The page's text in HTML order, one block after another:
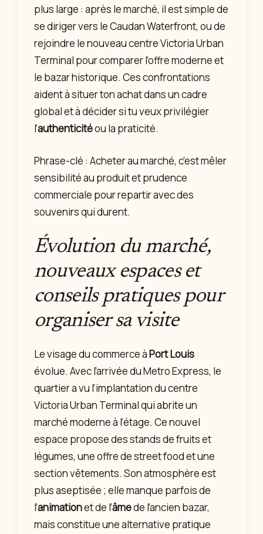
plus large : après le marché, il est simple de
se diriger vers le Caudan Waterfront, ou de
rejoindre le nouveau centre Victoria Urban
Terminal pour comparer l’offre moderne et
le bazar historique. Ces confrontations
aident à situer ton achat dans un cadre
global et à décider si tu veux privilégier
l’authenticitéou la praticité.
Phrase-clé : Acheter au marché, c’est mêler
sensibilité au produit et prudence
commerciale pour repartir avec des
souvenirs qui durent.
Évolution du marché,
nouveaux espaces et
conseils pratiques pour
organiser sa visite
Le visage du commerce àPort Louis
évolue. Avec l’arrivée du Metro Express, le
quartier a vu l’implantation du centre
Victoria Urban Terminal qui abrite un
marché moderne à l’étage. Ce nouvel
espace propose des stands de fruits et
légumes, une offre de street food et une
section vêtements. Son atmosphère est
plus aseptisée ; elle manque parfois de
l’animationet de l’âmede l’ancien bazar,
mais constitue une alternative pratique